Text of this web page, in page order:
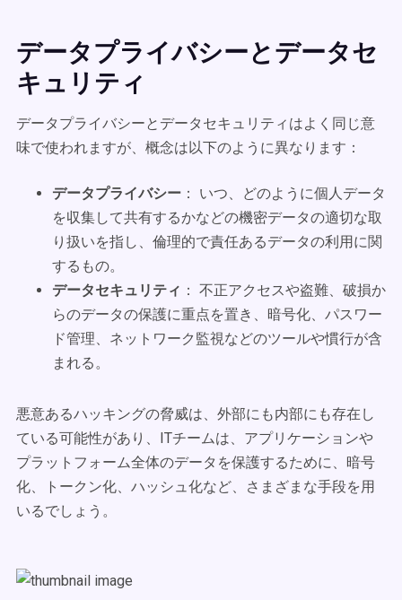
データプライバシーとデータセ
キュリティ
データプライバシーとデータセキュリティはよく同じ意
味で使われますが、概念は以下のように異なります：
データプライバシー ： いつ、どのように個人データ
を収集して共有するかなどの機密データの適切な取
り扱いを指し、倫理的で責任あるデータの利用に関
するもの。
データセキュリティ ： 不正アクセスや盗難、破損か
らのデータの保護に重点を置き、暗号化、パスワー
ド管理、ネットワーク監視などのツールや慣行が含
まれる。
悪意あるハッキングの脅威は、外部にも内部にも存在し
ている可能性があり、ITチームは、アプリケーションや
プラットフォーム全体のデータを保護するために、暗号
化、トークン化、ハッシュ化など、さまざまな手段を用
いるでしょう。